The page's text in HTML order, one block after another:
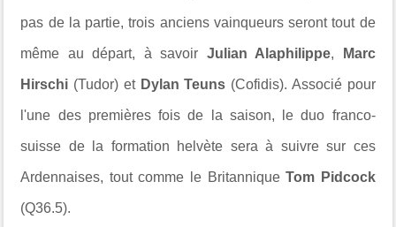
pas de la partie, trois anciens vainqueurs seront tout de
même au départ, à savoir Julian Alaphilippe, Marc
Hirschi (Tudor) et Dylan Teuns (Cofidis). Associé pour
l'une des premières fois de la saison, le duo franco-
suisse de la formation helvète sera à suivre sur ces
Ardennaises, tout comme le BritanniqueTom Pidcock
(Q36.5).